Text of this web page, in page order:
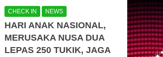
CHECK IN NEWS
HARI ANAK NASIONAL,
MERUSAKA NUSA DUA
LEPAS 250 TUKIK, JAGA